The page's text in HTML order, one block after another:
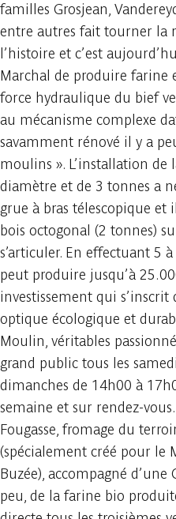
familles Grosjean,
entre autres fait tourner la
l’histoire et c’est
Marchal de produire farine
force hydraulique du bief
au mécanisme complexe
savamment rénové il y a
moulins ». L’installation de
diamètre et de 3 tonnes a
grue à bras télescopique et
bois octogonal (2 tonnes)
s’articuler. En effectuant 5
peut produire jusqu’à
investissement qui
optique écologique et
Moulin, véritables
grand public tous les
dimanches de 14h00 à
semaine et sur rendez-
Fougasse, fromage du
(spécialement créé pour le
Buzée), accompagné d’une
peu, de la farine bio